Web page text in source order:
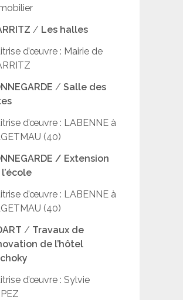
/ Les halles
d’œuvre : Mairie de
/ Salle des
d’œuvre : LABENNE à
(40)
/ Extension
d’œuvre : LABENNE à
(40)
/ Travaux de
de l’hôtel
d’œuvre : Sylvie